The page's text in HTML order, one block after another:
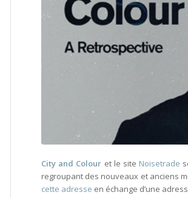
City and Colour et le site Noisetrade
regroupant des nouveaux et anciens
cette adresse en échange d’une